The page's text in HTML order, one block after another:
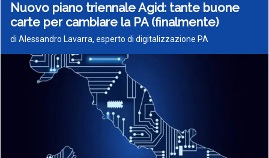
Nuovo piano triennale Agid: tante buone
carte per cambiare la PA (finalmente)
di Alessandro Lavarra, esperto di digitalizzazione PA